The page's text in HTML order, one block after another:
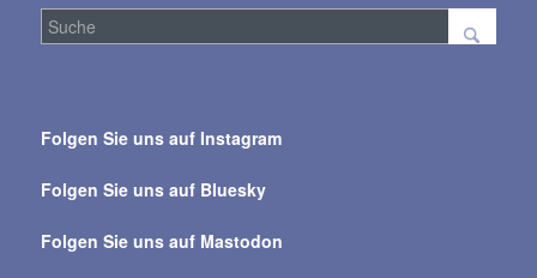
alle
Folgen Sie uns auf Instagram
Folgen Sie uns auf Bluesky
Folgen Sie uns auf Mastodon